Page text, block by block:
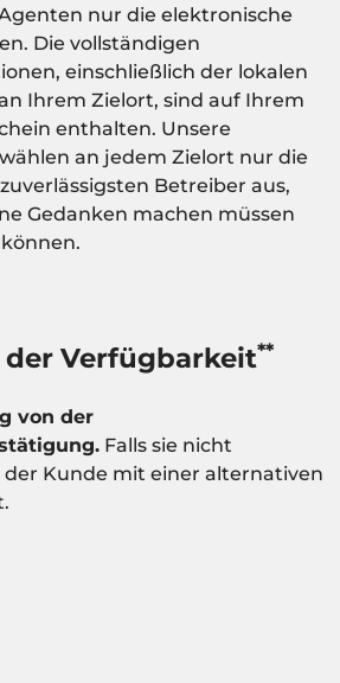
nur die elektronische
Die vollständigen
einschließlich der lokalen
Ihrem Zielort, sind auf Ihrem
enthalten. Unsere
an jedem Zielort nur die
Betreiber aus,
Gedanken machen müssen
Verfügbarkeit**
von der
Falls sie nicht
Kunde mit einer alternativen